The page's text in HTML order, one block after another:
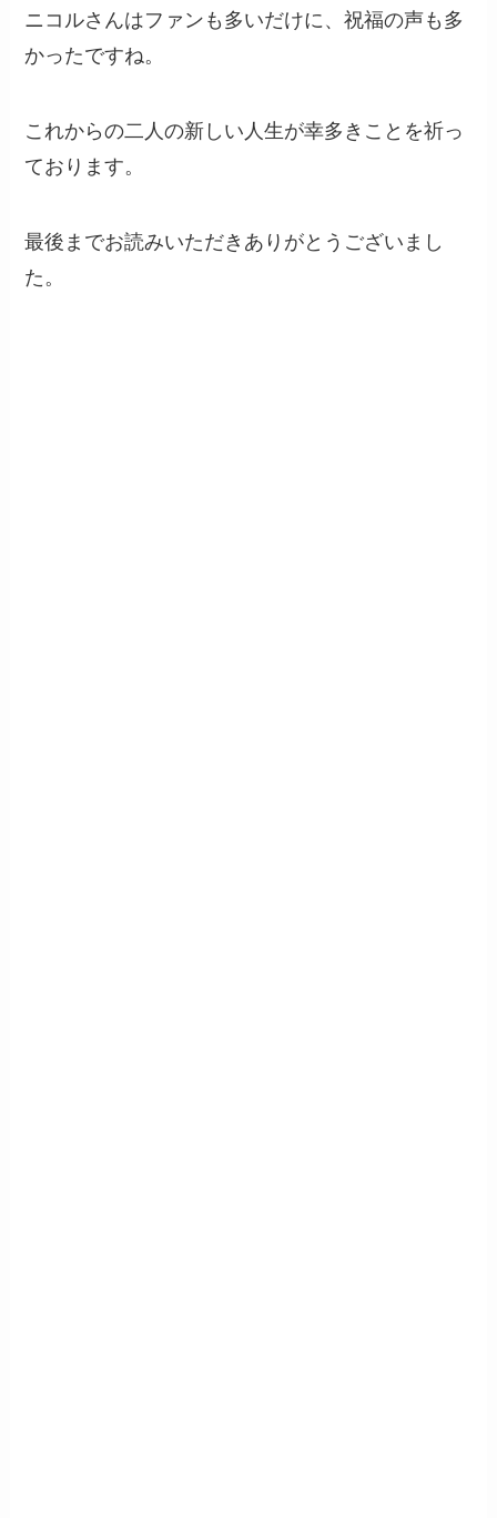
ニコルさんはファンも多いだけに、祝福の声も多
かったですね。
これからの二人の新しい人生が幸多きことを祈っ
ております。
最後までお読みいただきありがとうございまし
た。